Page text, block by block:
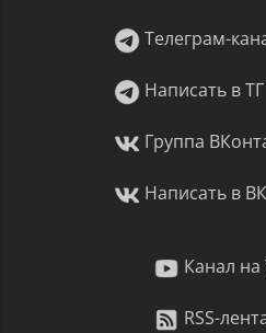
Телеграм-
Написать в ТГ
Группа
Написать в ВК
Канал на
RSS-